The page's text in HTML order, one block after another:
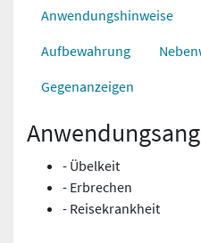
Anwendungshinweise
Aufbewahrung
Gegenanzeigen
- Übelkeit
- Erbrechen
- Reisekrankheit